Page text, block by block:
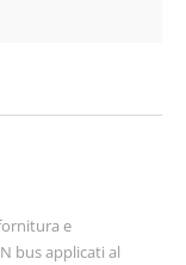
e
bus applicati al